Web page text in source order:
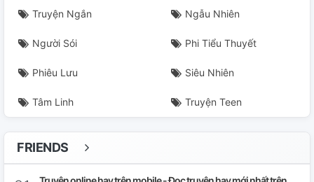
Truyện Ngắn Ngẫu Nhiên
Người Sói Phi Tiểu Thuyết
Phiêu Lưu Siêu Nhiên
Tâm Linh Truyện Teen
FRIENDS